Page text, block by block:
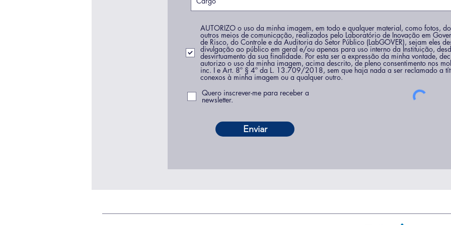
AUTORIZO o uso da minha imagem, em todo e qualquer material, como fotos,
outros meios de comunicação, realizados pelo Laboratório de Inovação em
de Risco, do Controle e da Auditoria do Setor Público (LabGOVER), sejam eles
divulgação ao público em geral e/ou apenas para uso interno da Instituição,
desvirtuamento da sua finalidade. Por esta ser a expressão da minha vontade,
autorizo o uso da minha imagem, acima descrito, de pleno consentimento nos
inc. I e Art. 8º § 4º da L. 13.709/2018, sem que haja nada a ser reclamado a
conexos à minha imagem ou a qualquer outro.
Quero inscrever-me para receber a
newsletter.
Enviar